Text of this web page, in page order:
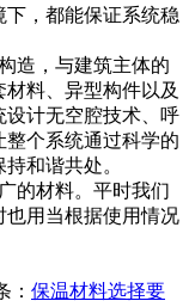
，都能保证系统稳
造，与建筑主体的
料、异型构件以及
设计无空腔技术、呼
个系统通过科学的
和谐共处。
的材料。平时我们
也用当根据使用情况
： 保温材料选择要